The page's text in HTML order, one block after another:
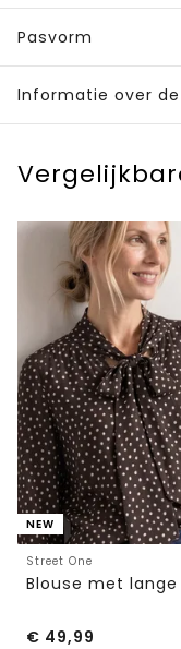
Pasvorm
Informatie over de
NEW
Street One
€ 49,99